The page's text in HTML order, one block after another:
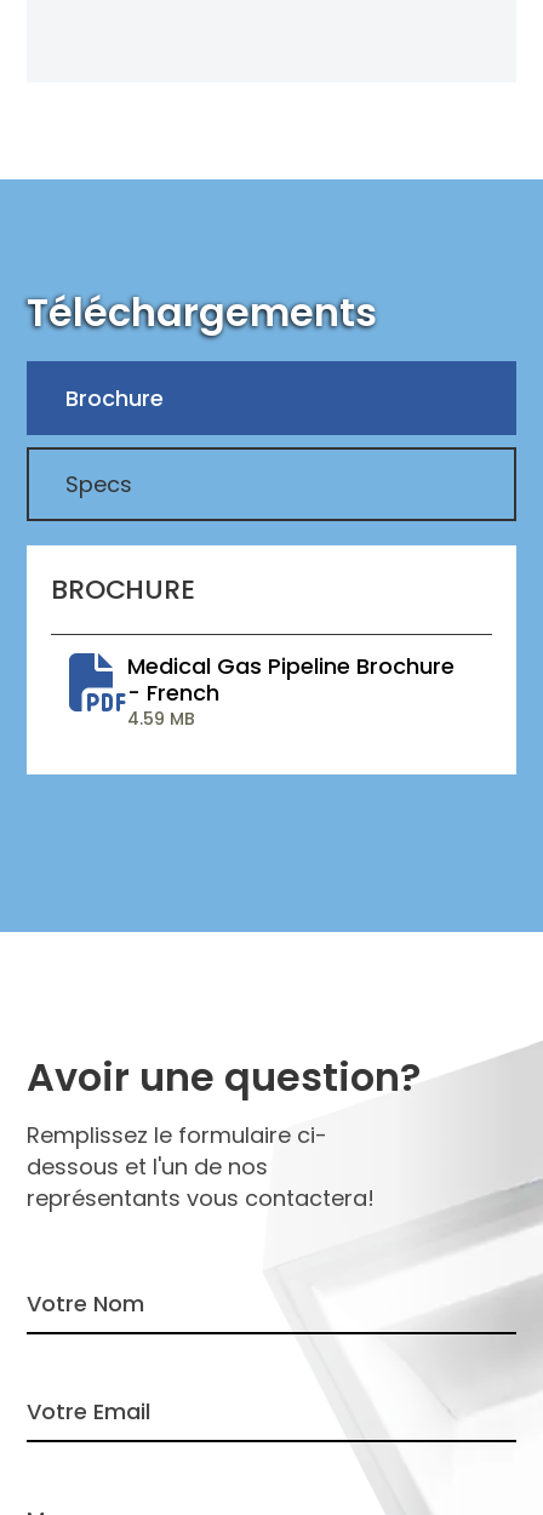
Téléchargements
Brochure
Specs
BROCHURE
Medical Gas Pipeline Brochure
- French
4.59 MB
Avoir une question?
Remplissez le formulaire ci-
dessous et l'un de nos
représentants vous contactera!